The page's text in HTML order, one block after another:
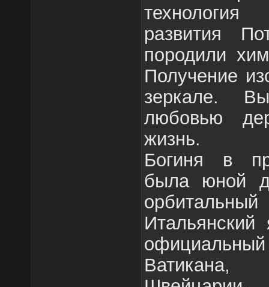
развития
породили
Получение
зеркале.
любовью
жизнь.
Богиня в
была юной